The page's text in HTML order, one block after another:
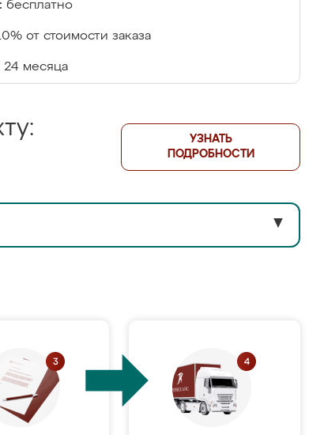
бесплатно
от стоимости заказа
24 месяца
УЗНАТЬ
ПОДРОБНОСТИ
▼